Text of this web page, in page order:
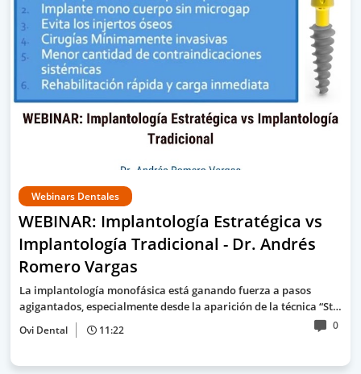
Webinars Dentales
WEBINAR: Implantología Estratégica vs
Implantología Tradicional - Dr. Andrés
Romero Vargas
La implantología monofásica está ganando fuerza a pasos
agigantados, especialmente desde la aparición de la técnica “St…
Ovi Dental 11:22 0